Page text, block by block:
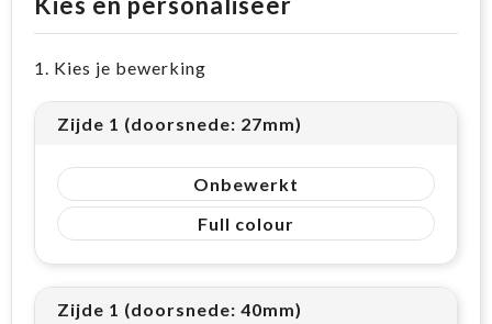
1. Kies je bewerking
Zijde 1 (doorsnede: 27mm)
Onbewerkt
Full colour
Zijde 1 (doorsnede: 40mm)